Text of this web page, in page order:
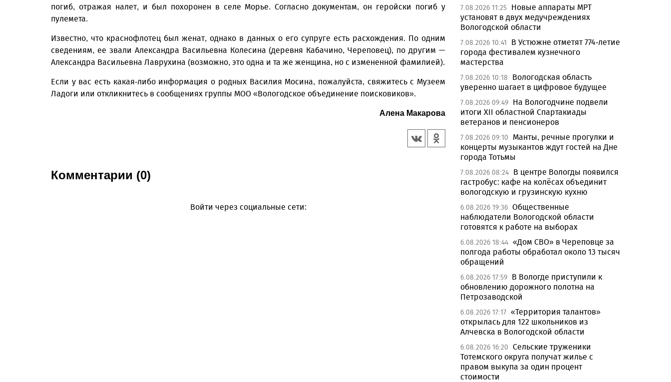
погиб, отражая налет, и был похоронен в селе Морье. Согласно документам, он геройски погиб у
пулемета.
Известно, что краснофлотец был женат, однако в данных о его супруге есть расхождения. По одним
сведениям, ее звали Александра Васильевна Колесина (деревня Кабачино, Череповец), по другим —
Александра Васильевна Лаврухина (возможно, это одна и та же женщина, но с измененной фамилией).
Если у вас есть какая-либо информация о родных Василия Мосина, пожалуйста, свяжитесь с Музеем
Ладоги или откликнитесь в сообщениях группы МОО «Вологодское объединение поисковиков».
Алена Макарова
Комментарии (0)
Войти через социальные сети:
7.08.2026 11:25 Новые аппараты МРТ
установят в двух медучреждениях
Вологодской области
7.08.2026 10:41
В Устюжне отметят 774-летие
города фестивалем кузнечного
мастерства
7.08.2026 10:18
Вологодская область
уверенно шагает в цифровое будущее
7.08.2026 09:49 На Вологодчине подвели
итоги XII областной Спартакиады
ветеранов и пенсионеров
7.08.2026 09:10
Манты, речные прогулки и
концерты музыкантов ждут гостей на Дне
города Тотьмы
7.08.2026 08:24 В центре Вологды появился
гастробус: кафе на колёсах объединит
вологодскую и грузинскую кухню
6.08.2026 19:36 Общественные
наблюдатели Вологодской области
готовятся к работе на выборах
6.08.2026 18:44 «Дом СВО» в Череповце за
полгода работы обработал около 13 тысяч
обращений
6.08.2026 17:59 В Вологде приступили к
обновлению дорожного полотна на
Петрозаводской
6.08.2026 17:17 «Территория талантов»
открылась для 122 школьников из
Алчевска в Вологодской области
6.08.2026 16:20 Сельские труженики
Тотемского округа получат жилье с
правом выкупа за один процент
стоимости